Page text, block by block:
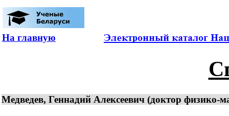
На главную
Медведев, Геннадий Алексеевич (доктор физико-